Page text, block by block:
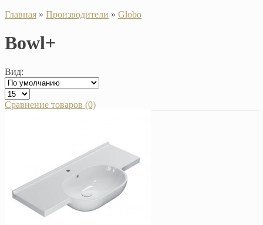
Главная » Производители » Globo
Bowl+
Вид:
Сравнение товаров (0)